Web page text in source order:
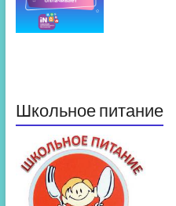
Школьное питание